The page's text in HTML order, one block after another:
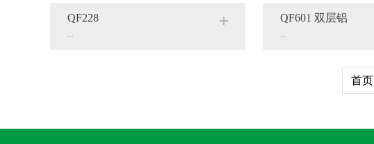
QF228 QF601 双层铝
首页